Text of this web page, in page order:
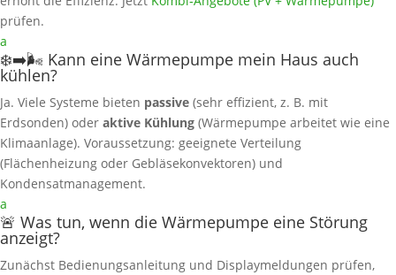
prüfen.
a
❄️➡️🌬️ Kann eine Wärmepumpe mein Haus auch
kühlen?
Ja. Viele Systeme bieten passive (sehr effizient, z. B. mit
Erdsonden) oder aktive Kühlung (Wärmepumpe arbeitet wie eine
Klimaanlage). Voraussetzung: geeignete Verteilung
(Flächenheizung oder Gebläsekonvektoren) und
Kondensatmanagement.
a
🚨 Was tun, wenn die Wärmepumpe eine Störung
anzeigt?
Zunächst Bedienungsanleitung und Displaymeldungen prüfen,